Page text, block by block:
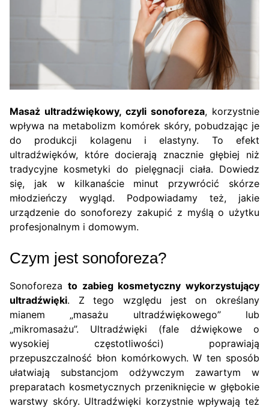
Masaż ultradźwiękowy, czyli sonoforeza, korzystnie
wpływa na metabolizm komórek skóry, pobudzając je
do produkcji kolagenu i elastyny. To efekt
ultradźwięków, które docierają znacznie głębiej niż
tradycyjne kosmetyki do pielęgnacji ciała. Dowiedz
się, jak w kilkanaście minut przywrócić skórze
młodzieńczy wygląd. Podpowiadamy też, jakie
urządzenie do sonoforezy zakupić z myślą o użytku
profesjonalnym i domowym.
Czym jest sonoforeza?
Sonoforeza to zabieg kosmetyczny wykorzystujący
ultradźwięki. Z tego względu jest on określany
mianem „masażu ultradźwiękowego” lub
„mikromasażu”. Ultradźwięki (fale dźwiękowe o
wysokiej częstotliwości) poprawiają
przepuszczalność błon komórkowych. W ten sposób
ułatwiają substancjom odżywczym zawartym w
preparatach kosmetycznych przeniknięcie w głębokie
warstwy skóry. Ultradźwięki korzystnie wpływają też